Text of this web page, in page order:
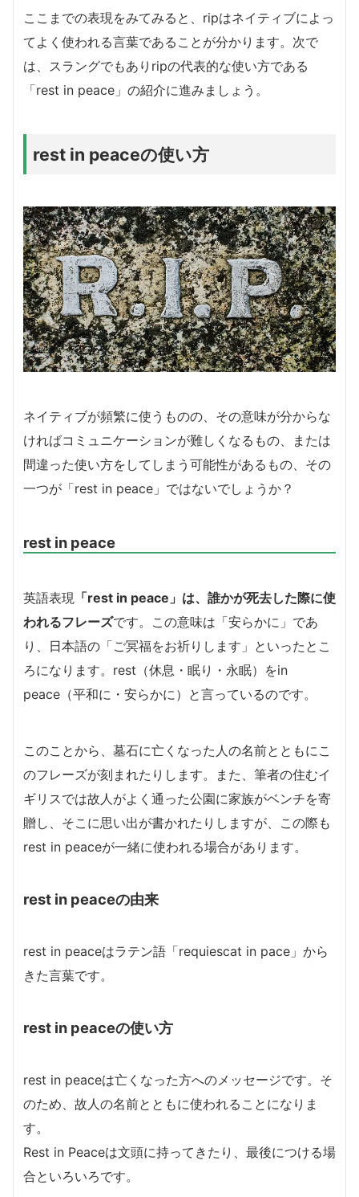
ここまでの表現をみてみると、ripはネイティブによっ
てよく使われる言葉であることが分かります。次で
は、スラングでもありripの代表的な使い方である
「rest in peace」の紹介に進みましょう。
rest in peaceの使い方
ネイティブが頻繁に使うものの、その意味が分からな
ければコミュニケーションが難しくなるもの、または
間違った使い方をしてしまう可能性があるもの、その
一つが「rest in peace」ではないでしょうか？
rest in peace
英語表現 「rest in peace」は、誰かが死去した際に使
われるフレーズです。この意味は「安らかに」であ
り、日本語の「ご冥福をお祈りします」といったとこ
ろになります。rest（休息・眠り・永眠）をin
peace（平和に・安らかに）と言っているのです。
このことから、墓石に亡くなった人の名前とともにこ
のフレーズが刻まれたりします。また、筆者の住むイ
ギリスでは故人がよく通った公園に家族がベンチを寄
贈し、そこに思い出が書かれたりしますが、この際も
rest in peaceが一緒に使われる場合があります。
rest in peaceの由来
rest in peaceはラテン語「requiescat in pace」から
きた言葉です。
rest in peaceの使い方
rest in peaceは亡くなった方へのメッセージです。そ
のため、故人の名前とともに使われることになりま
す。
Rest in Peaceは文頭に持ってきたり、最後につける場
合といろいろです。